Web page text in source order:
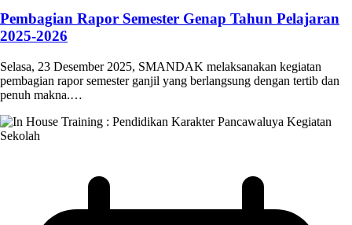
Pembagian Rapor Semester Genap Tahun Pelajaran
2025-2026
Selasa, 23 Desember 2025, SMANDAK melaksanakan kegiatan
pembagian rapor semester ganjil yang berlangsung dengan tertib dan
penuh makna.…
Kegiatan
Sekolah